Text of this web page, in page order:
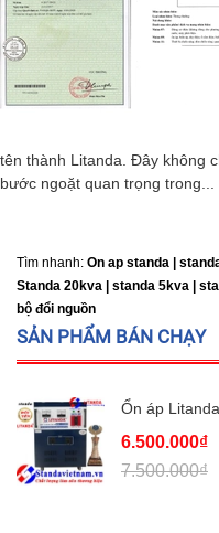
tên thành Litanda. Đây không
bước ngoặt quan trọng trong...
Tìm nhanh: On ap standa |
Standa 20kva |
standa 5kva |
bộ đổi nguồn
SẢN PHẨM BÁN CHẠY
Ổn áp
6.500.000₫
7.500.000₫